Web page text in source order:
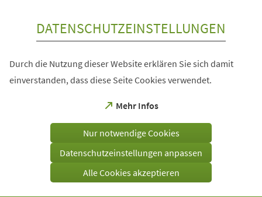
DATENSCHUTZEINSTELLUNGEN
Durch die Nutzung dieser Website erklären Sie sich damit
einverstanden, dass diese Seite Cookies verwendet.
Mehr Infos
(Öffnet
einem
Tab)
Nur notwendige Cookies
Datenschutzeinstellungen anpassen
Alle Cookies akzeptieren